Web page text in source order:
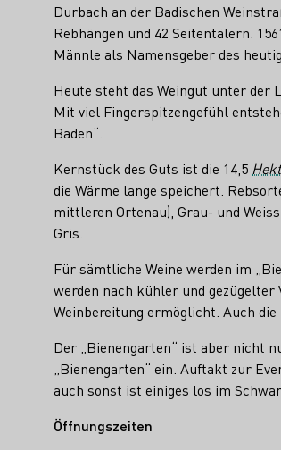
Durbach an der Badischen
Rebhängen und 42 Seitentälern.
Männle als Namensgeber des
Heute steht das Weingut unter der
Mit viel Fingerspitzengefühl
Baden“.
Kernstück des Guts ist die 14,5
die Wärme lange speichert.
mittleren Ortenau), Grau- und
Gris.
Für sämtliche Weine werden im
werden nach kühler und
Weinbereitung ermöglicht. Auch die
Der „Bienengarten“ ist aber nicht
„Bienengarten“ ein. Auftakt zur
auch sonst ist einiges los im
Öffnungszeiten